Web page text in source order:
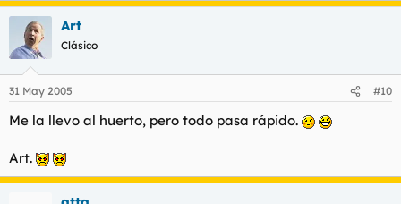
Art
Clásico
31 May 2005 #10
Me la llevo al huerto, pero todo pasa rápido.
Art.